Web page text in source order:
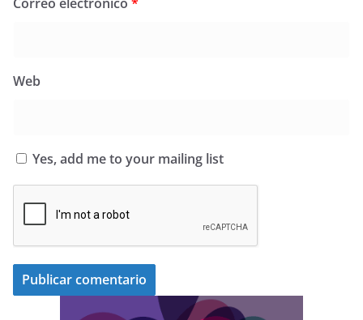
Web
Yes, add me to your mailing list